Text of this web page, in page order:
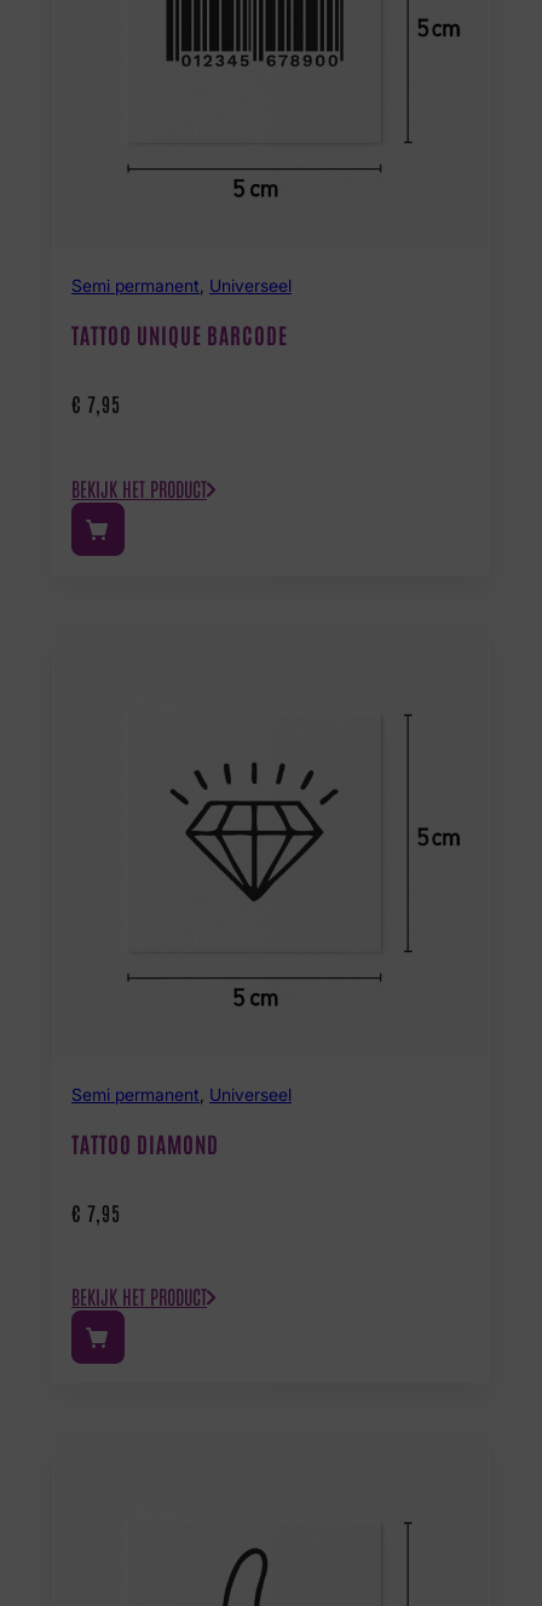
Semi permanent Universeel
TATTOO UNIQUE BARCODE
€ 7,95
BEKIJK HET PRODUCT
Semi permanent Universeel
TATTOO DIAMOND
€ 7,95
BEKIJK HET PRODUCT